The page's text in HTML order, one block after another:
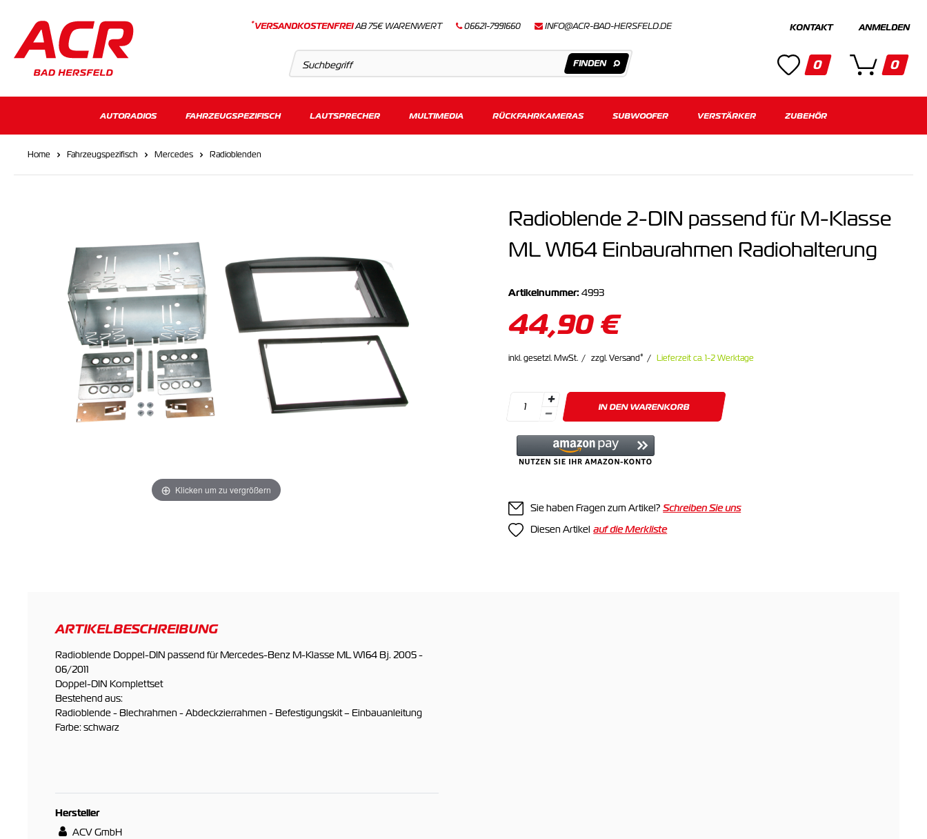
*VERSANDKOSTENFREIAB 75€ WARENWERT 06621-7991660 INFO@ACR-BAD-HERSFELD.DE
Artikel Kategorien
KONTAKT
0
ANMELDEN
0
AUTORADIOS FAHRZEUGSPEZIFISCH LAUTSPRECHER MULTIMEDIA RÜCKFAHRKAMERAS SUBWOOFER VERSTÄRKER ZUBEHÖR
Home Fahrzeugspezifisch Mercedes Radioblenden
Klicken um zu vergrößern
Radioblende 2-DIN passend für M-Klasse
ML W164 Einbaurahmen Radiohalterung
Artikelnummer: 4993
44,90 €
inkl. gesetzl. MwSt. zzgl. Versand* Lieferzeit ca. 1-2 Werktage
IN DEN WARENKORB
Sie haben Fragen zum Artikel? Schreiben Sie uns
Diesen Artikel
ARTIKELBESCHREIBUNG
Radioblende Doppel-DIN passend für Mercedes-Benz M-Klasse ML W164 Bj. 2005 -
06/2011
Doppel-DIN Komplettset
Bestehend aus:
Radioblende - Blechrahmen - Abdeckzierrahmen - Befestigungskit – Einbauanleitung
Farbe: schwarz
Hersteller
ACV GmbH